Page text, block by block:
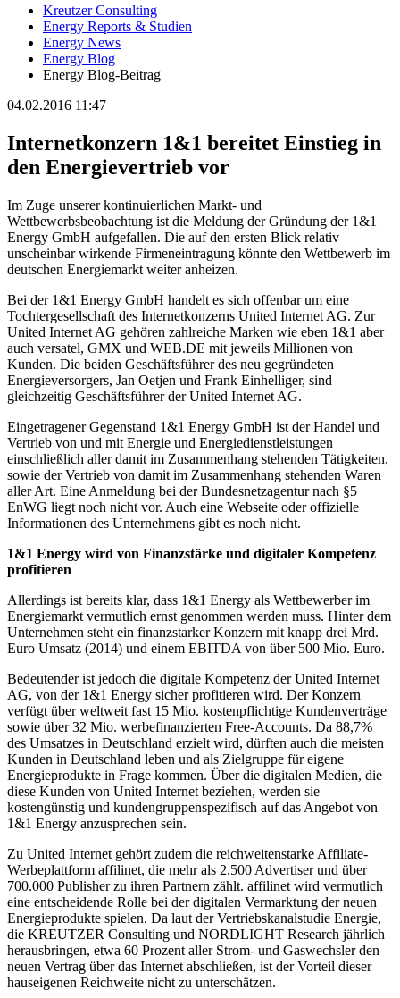
Kreutzer Consulting
Energy Reports & Studien
Energy News
Energy Blog
Energy Blog-Beitrag
04.02.2016 11:47
Internetkonzern 1&1 bereitet Einstieg in
den Energievertrieb vor
Im Zuge unserer kontinuierlichen Markt- und
Wettbewerbsbeobachtung ist die Meldung der Gründung der 1&1
Energy GmbH aufgefallen. Die auf den ersten Blick relativ
unscheinbar wirkende Firmeneintragung könnte den Wettbewerb im
deutschen Energiemarkt weiter anheizen.
Bei der 1&1 Energy GmbH handelt es sich offenbar um eine
Tochtergesellschaft des Internetkonzerns United Internet AG. Zur
United Internet AG gehören zahlreiche Marken wie eben 1&1 aber
auch versatel, GMX und WEB.DE mit jeweils Millionen von
Kunden. Die beiden Geschäftsführer des neu gegründeten
Energieversorgers, Jan Oetjen und Frank Einhelliger, sind
gleichzeitig Geschäftsführer der United Internet AG.
Eingetragener Gegenstand 1&1 Energy GmbH ist der Handel und
Vertrieb von und mit Energie und Energiedienstleistungen
einschließlich aller damit im Zusammenhang stehenden Tätigkeiten,
sowie der Vertrieb von damit im Zusammenhang stehenden Waren
aller Art. Eine Anmeldung bei der Bundesnetzagentur nach §5
EnWG liegt noch nicht vor. Auch eine Webseite oder offizielle
Informationen des Unternehmens gibt es noch nicht.
1&1 Energy wird von Finanzstärke und digitaler Kompetenz
profitieren
Allerdings ist bereits klar, dass 1&1 Energy als Wettbewerber im
Energiemarkt vermutlich ernst genommen werden muss. Hinter dem
Unternehmen steht ein finanzstarker Konzern mit knapp drei Mrd.
Euro Umsatz (2014) und einem EBITDA von über 500 Mio. Euro.
Bedeutender ist jedoch die digitale Kompetenz der United Internet
AG, von der 1&1 Energy sicher profitieren wird. Der Konzern
verfügt über weltweit fast 15 Mio. kostenpflichtige Kundenverträge
sowie über 32 Mio. werbefinanzierten Free-Accounts. Da 88,7%
des Umsatzes in Deutschland erzielt wird, dürften auch die meisten
Kunden in Deutschland leben und als Zielgruppe für eigene
Energieprodukte in Frage kommen. Über die digitalen Medien, die
diese Kunden von United Internet beziehen, werden sie
kostengünstig und kundengruppenspezifisch auf das Angebot von
1&1 Energy anzusprechen sein.
Zu United Internet gehört zudem die reichweitenstarke Affiliate-
Werbeplattform affilinet, die mehr als 2.500 Advertiser und über
700.000 Publisher zu ihren Partnern zählt. affilinet wird vermutlich
eine entscheidende Rolle bei der digitalen Vermarktung der neuen
Energieprodukte spielen. Da laut der Vertriebskanalstudie Energie,
die KREUTZER Consulting und NORDLIGHT Research jährlich
herausbringen, etwa 60 Prozent aller Strom- und Gaswechsler den
neuen Vertrag über das Internet abschließen, ist der Vorteil dieser
hauseigenen Reichweite nicht zu unterschätzen.